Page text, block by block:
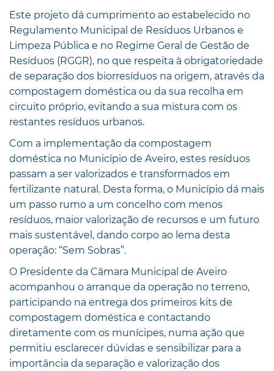
Este projeto dá cumprimento ao estabelecido no
Regulamento Municipal de Resíduos Urbanos e
Limpeza Pública e no Regime Geral de Gestão de
Resíduos (RGGR), no que respeita à obrigatoriedade
de separação dos biorresíduos na origem, através da
compostagem doméstica ou da sua recolha em
circuito próprio, evitando a sua mistura com os
restantes resíduos urbanos.
Com a implementação da compostagem
doméstica no Município de Aveiro, estes resíduos
passam a ser valorizados e transformados em
fertilizante natural. Desta forma, o Município dá mais
um passo rumo a um concelho com menos
resíduos, maior valorização de recursos e um futuro
mais sustentável, dando corpo ao lema desta
operação: “Sem Sobras”.
O Presidente da Câmara Municipal de Aveiro
acompanhou o arranque da operação no terreno,
participando na entrega dos primeiros kits de
compostagem doméstica e contactando
diretamente com os munícipes, numa ação que
permitiu esclarecer dúvidas e sensibilizar para a
importância da separação e valorização dos